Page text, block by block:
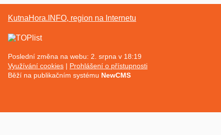
KutnaHora.INFO, region na Internetu
Poslední změna na webu: 2. srpna v 18:19
Využívání cookies
Prohlášení o přístupnosti
Běží na publikačním systému NewCMS